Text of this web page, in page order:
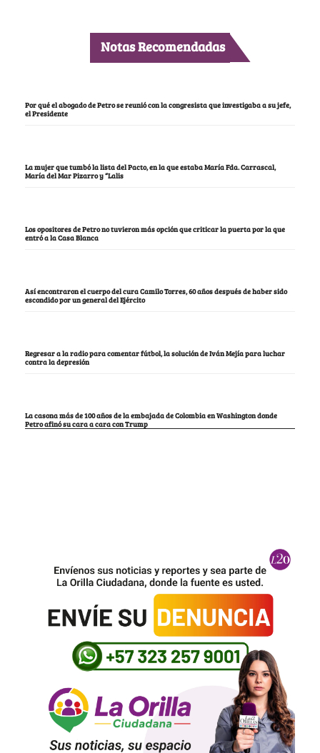
Notas Recomendadas
Por qué el abogado de Petro se reunió con la congresista que investigaba a su jefe,
el Presidente
La mujer que tumbó la lista del Pacto, en la que estaba María Fda. Carrascal,
María del Mar Pizarro y “Lalis
Los opositores de Petro no tuvieron más opción que criticar la puerta por la que
entró a la Casa Blanca
Así encontraron el cuerpo del cura Camilo Torres, 60 años después de haber sido
escondido por un general del Ejército
Regresar a la radio para comentar fútbol, la solución de Iván Mejía para luchar
contra la depresión
La casona más de 100 años de la embajada de Colombia en Washington donde
Petro afinó su cara a cara con Trump